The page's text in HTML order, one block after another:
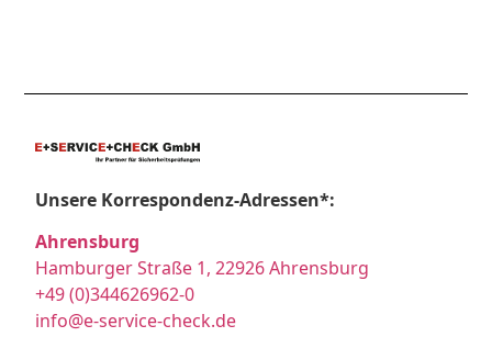
Unsere Korrespondenz-Adressen*:
Ahrensburg
Hamburger Straße 1, 22926 Ahrensburg
+49 (0)344626962-0
info@e-service-check.de